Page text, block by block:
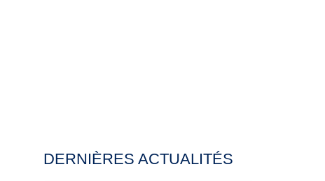
DERNIÈRES ACTUALITÉS